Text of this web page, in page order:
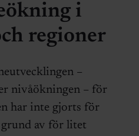
i
regioner
–
nivåökningen – för
har inte gjorts för
grund av för litet